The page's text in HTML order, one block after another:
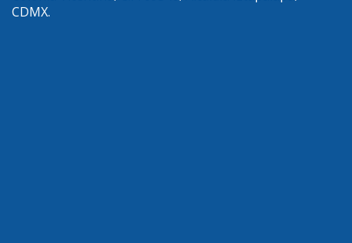
CDMX.